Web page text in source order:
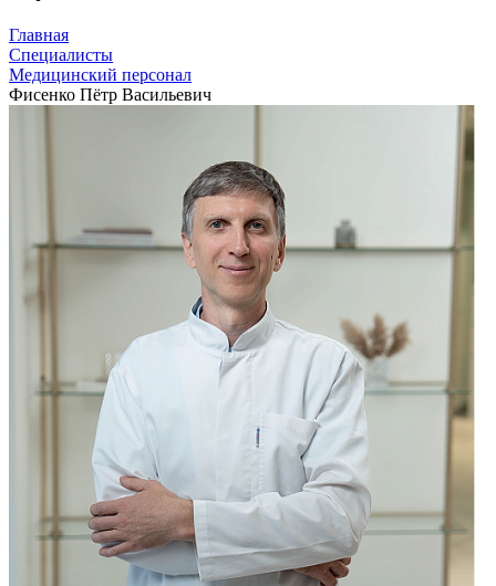
Главная
Специалисты
Медицинский персонал
Фисенко Пётр Васильевич